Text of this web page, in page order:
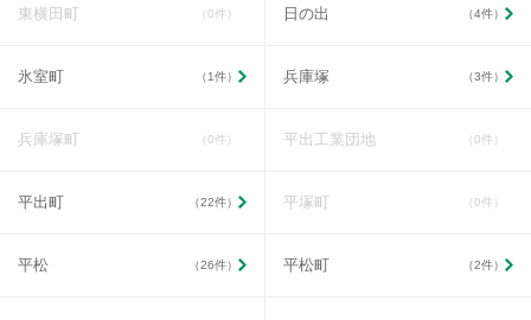
東横田町 （0件） 日の出 （4件）
氷室町 （1件） 兵庫塚 （3件）
兵庫塚町 （0件） 平出工業団地 （0件）
平出町 （22件） 平塚町 （0件）
平松 （26件） 平松町 （2件）